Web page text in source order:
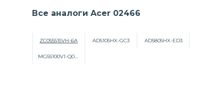
Все аналоги Acer 02466
ZC055515VH-6A AD5105HX-GC3 AD5805HX-ED3
MG55100V1-Q000-G99